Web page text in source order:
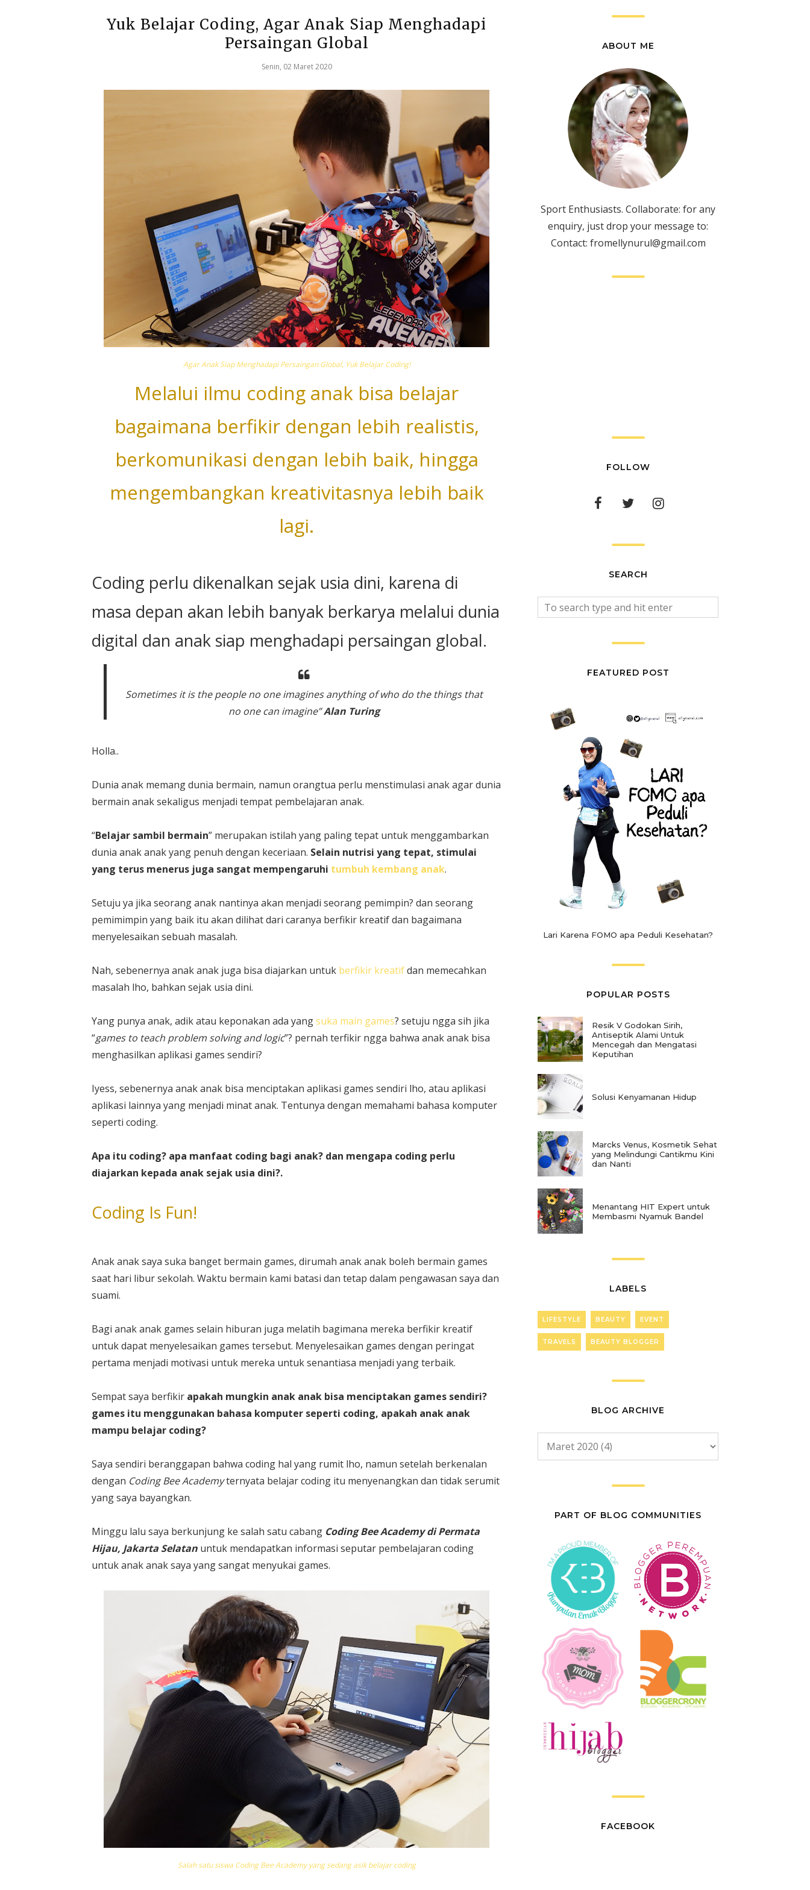
Yuk Belajar Coding, Agar Anak Siap Menghadapi
Persaingan Global
Senin, 02 Maret 2020
Agar Anak Siap Menghadapi Persaingan Global, Yuk Belajar Coding!
Melalui ilmu coding anak bisa belajar
bagaimana berfikir dengan lebih realistis,
berkomunikasi dengan lebih baik, hingga
mengembangkan kreativitasnya lebih baik
lagi.
Coding perlu dikenalkan sejak usia dini, karena di
masa depan akan lebih banyak berkarya melalui dunia
digital dan anak siap menghadapi persaingan global.
Sometimes it is the people no one imagines anything of who do the things that
no one can imagine”Alan Turing
Holla..
Dunia anak memang dunia bermain, namun orangtua perlu menstimulasi anak agar dunia
bermain anak sekaligus menjadi tempat pembelajaran anak.
“Belajar sambil bermain” merupakan istilah yang paling tepat untuk menggambarkan
dunia anak anak yang penuh dengan keceriaan. Selain nutrisi yang tepat, stimulai
yang terus menerus juga sangat mempengaruhi tumbuh kembang anak.
Setuju ya jika seorang anak nantinya akan menjadi seorang pemimpin? dan seorang
pemimimpin yang baik itu akan dilihat dari caranya berfikir kreatif dan bagaimana
menyelesaikan sebuah masalah.
Nah, sebenernya anak anak juga bisa diajarkan untuk berfikir kreatifdan memecahkan
masalah lho, bahkan sejak usia dini.
Yang punya anak, adik atau keponakan ada yangsuka main games? setuju ngga sih jika
“games to teach problem solving and logic”? pernah terfikir ngga bahwa anak anak bisa
menghasilkan aplikasi games sendiri?
Iyess, sebenernya anak anak bisa menciptakan aplikasi games sendiri lho, atau aplikasi
aplikasi lainnya yang menjadi minat anak. Tentunya dengan memahami bahasa komputer
seperti coding.
Apa itu coding? apa manfaat coding bagi anak? dan mengapa coding perlu
diajarkan kepada anak sejak usia dini?.
Coding Is Fun!
Anak anak saya suka banget bermain games, dirumah anak anak boleh bermain games
saat hari libur sekolah. Waktu bermain kami batasi dan tetap dalam pengawasan saya dan
suami.
Bagi anak anak games selain hiburan juga melatih bagimana mereka berfikir kreatif
untuk dapat menyelesaikan games tersebut. Menyelesaikan games dengan peringat
pertama menjadi motivasi untuk mereka untuk senantiasa menjadi yang terbaik.
Sempat saya berfikir apakah mungkin anak anak bisa menciptakan games sendiri?
games itu menggunakan bahasa komputer seperti coding, apakah anak anak
mampu belajar coding?
Saya sendiri beranggapan bahwa coding hal yang rumit lho, namun setelah berkenalan
dengan Coding Bee Academyternyata belajar coding itu menyenangkan dan tidak serumit
yang saya bayangkan.
Minggu lalu saya berkunjung ke salah satu cabang Coding Bee Academy di Permata
Hijau, Jakarta Selatan untuk mendapatkan informasi seputar pembelajaran coding
untuk anak anak saya yang sangat menyukai games.
Salah satu siswa Coding Bee Academy yang sedang asik belajar coding
ABOUT ME
Sport Enthusiasts. Collaborate: for any
enquiry, just drop your message to:
Contact: fromellynurul@gmail.com
FOLLOW
SEARCH
FEATURED POST
Lari Karena FOMO apa Peduli Kesehatan?
POPULAR POSTS
Resik V Godokan Sirih,
Antiseptik Alami Untuk
Mencegah dan Mengatasi
Keputihan
Solusi Kenyamanan Hidup
Marcks Venus, Kosmetik Sehat
yang Melindungi Cantikmu Kini
dan Nanti
Menantang HIT Expert untuk
Membasmi Nyamuk Bandel
LABELS
LIFESTYLE BEAUTY EVENT
TRAVELS BEAUTY BLOGGER
BLOG ARCHIVE
PART OF BLOG COMMUNITIES
FACEBOOK